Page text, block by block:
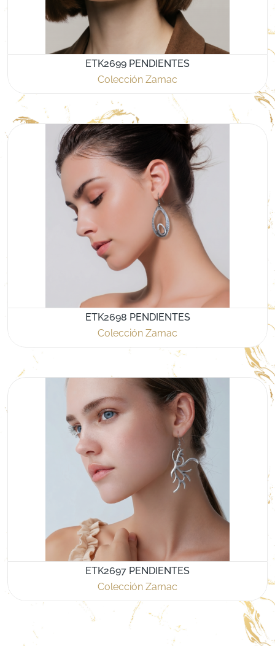
ETK2699 PENDIENTES
Colección Zamac
ETK2698 PENDIENTES
Colección Zamac
ETK2697 PENDIENTES
Colección Zamac